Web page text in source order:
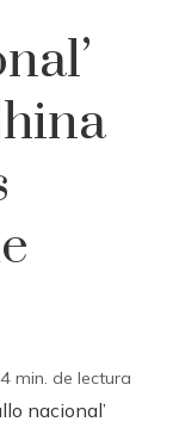
4 min. de lectura